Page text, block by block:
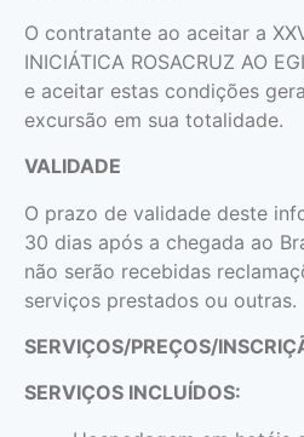
O contratante ao aceitar a
INICIÁTICA ROSACRUZ AO
e aceitar estas condições
excursão em sua totalidade.
VALIDADE
O prazo de validade deste
30 dias após a chegada ao
não serão recebidas
serviços prestados ou outras.
SERVIÇOS/PREÇOS/
SERVIÇOS INCLUÍDOS: